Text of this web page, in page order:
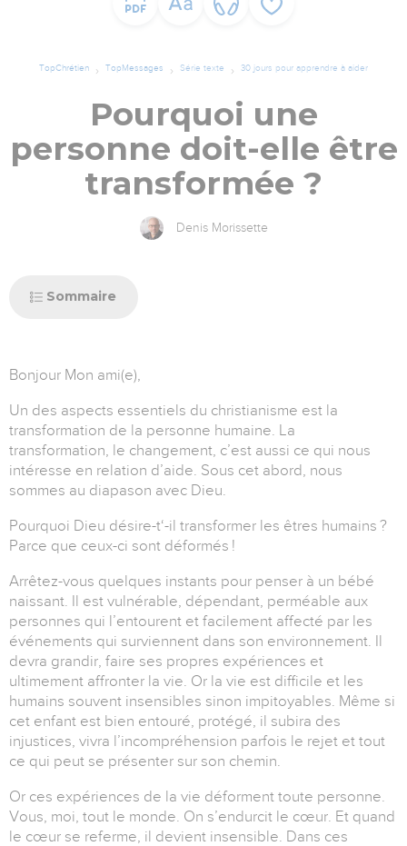
TopChrétien TopMessages Série texte 30 jours pour apprendre à aider
Pourquoi une
personne doit-elle être
transformée ?
Denis Morissette
Sommaire
Bonjour Mon ami(e),
Un des aspects essentiels du christianisme est la
transformation de la personne humaine. La
transformation, le changement, c’est aussi ce qui nous
intéresse en relation d’aide. Sous cet abord, nous
sommes au diapason avec Dieu.
Pourquoi Dieu désire-t‘-il transformer les êtres humains ?
Parce que ceux-ci sont déformés !
Arrêtez-vous quelques instants pour penser à un bébé
naissant. Il est vulnérable, dépendant, perméable aux
personnes qui l’entourent et facilement affecté par les
événements qui surviennent dans son environnement. Il
devra grandir, faire ses propres expériences et
ultimement affronter la vie. Or la vie est difficile et les
humains souvent insensibles sinon impitoyables. Même si
cet enfant est bien entouré, protégé, il subira des
injustices, vivra l’incompréhension parfois le rejet et tout
ce qui peut se présenter sur son chemin.
Or ces expériences de la vie déforment toute personne.
Vous, moi, tout le monde. On s’endurcit le cœur. Et quand
le cœur se referme, il devient insensible. Dans ces